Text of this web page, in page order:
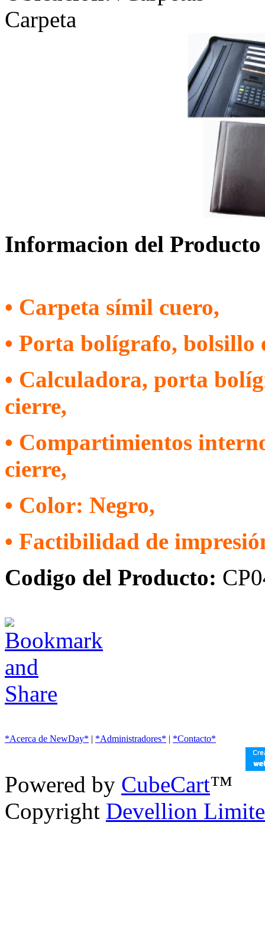
Carpeta
Informacion del Producto
• Carpeta símil cuero,
• Porta bolígrafo,
• Calculadora, porta
cierre,
• Compartimientos
cierre,
• Color: Negro,
• Factibilidad de
Codigo del Producto:
*Acerca de NewDay* | *Administradores* | *Contacto*
Powered by CubeCart™
Copyright Devellion